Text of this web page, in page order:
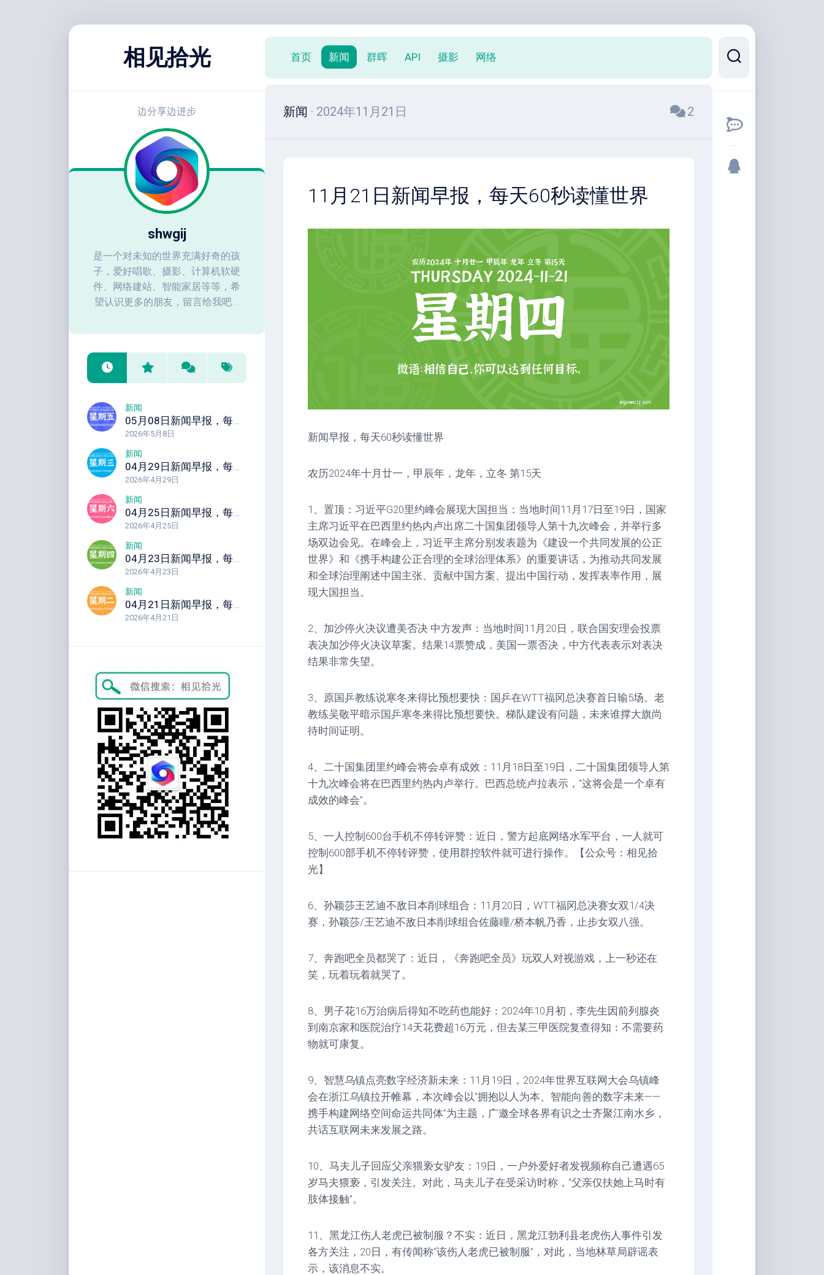
相见拾光
边分享边进步
shwgij
是一个对未知的世界充满好奇的孩
子，爱好唱歌、摄影、计算机软硬
件、网络建站、智能家居等等，希
望认识更多的朋友，留言给我吧...
新闻
05月08日新闻早报，每天60秒读懂全世界！
2026年5月8日
新闻
04月29日新闻早报，每天60秒读懂全世界！
2026年4月29日
新闻
04月25日新闻早报，每天60秒读懂全世界！
2026年4月25日
新闻
04月23日新闻早报，每天60秒读懂全世界！
2026年4月23日
新闻
04月21日新闻早报，每天60秒读懂全世界！
2026年4月21日
首页 新闻 群晖 API 摄影 网络
新闻 · 2024年11月21日 2
11月21日新闻早报，每天60秒读懂世界
新闻早报，每天60秒读懂世界
农历2024年十月廿一，甲辰年，龙年，立冬 第15天
1、置顶：习近平G20里约峰会展现大国担当：当地时间11月17日至19日，国家
主席习近平在巴西里约热内卢出席二十国集团领导人第十九次峰会，并举行多
场双边会见。在峰会上，习近平主席分别发表题为《建设一个共同发展的公正
世界》和《携手构建公正合理的全球治理体系》的重要讲话，为推动共同发展
和全球治理阐述中国主张、贡献中国方案、提出中国行动，发挥表率作用，展
现大国担当。
2、加沙停火决议遭美否决 中方发声：当地时间11月20日，联合国安理会投票
表决加沙停火决议草案。结果14票赞成，美国一票否决，中方代表表示对表决
结果非常失望。
3、原国乒教练说寒冬来得比预想要快：国乒在WTT福冈总决赛首日输5场。老
教练吴敬平暗示国乒寒冬来得比预想要快。梯队建设有问题，未来谁撑大旗尚
待时间证明。
4、二十国集团里约峰会将会卓有成效：11月18日至19日，二十国集团领导人第
十九次峰会将在巴西里约热内卢举行。巴西总统卢拉表示，“这将会是一个卓有
成效的峰会”。
5、一人控制600台手机不停转评赞：近日，警方起底网络水军平台，一人就可
控制600部手机不停转评赞，使用群控软件就可进行操作。【公众号：相见拾
光】
6、孙颖莎王艺迪不敌日本削球组合：11月20日，WTT福冈总决赛女双1/4决
赛，孙颖莎/王艺迪不敌日本削球组合佐藤瞳/桥本帆乃香，止步女双八强。
7、奔跑吧全员都哭了：近日，《奔跑吧全员》玩双人对视游戏，上一秒还在
笑，玩着玩着就哭了。
8、男子花16万治病后得知不吃药也能好：2024年10月初，李先生因前列腺炎
到南京家和医院治疗14天花费超16万元，但去某三甲医院复查得知：不需要药
物就可康复。
9、智慧乌镇点亮数字经济新未来：11月19日，2024年世界互联网大会乌镇峰
会在浙江乌镇拉开帷幕，本次峰会以“拥抱以人为本、智能向善的数字未来——
携手构建网络空间命运共同体”为主题，广邀全球各界有识之士齐聚江南水乡，
共话互联网未来发展之路。
10、马夫儿子回应父亲猥亵女驴友：19日，一户外爱好者发视频称自己遭遇65
岁马夫猥亵，引发关注。对此，马夫儿子在受采访时称，“父亲仅扶她上马时有
肢体接触”。
11、黑龙江伤人老虎已被制服？不实：近日，黑龙江勃利县老虎伤人事件引发
各方关注，20日，有传闻称“该伤人老虎已被制服”，对此，当地林草局辟谣表
示，该消息不实。